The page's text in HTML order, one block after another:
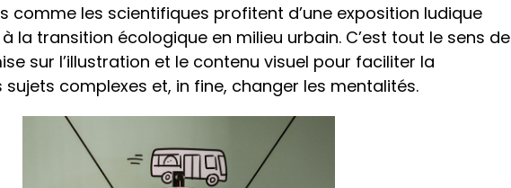
comme les scientifiques profitent d’une exposition ludique
la transition écologique en milieu urbain. C’est tout le sens de
sur l’illustration et le contenu visuel pour faciliter la
complexes et, in fine, changer les mentalités.